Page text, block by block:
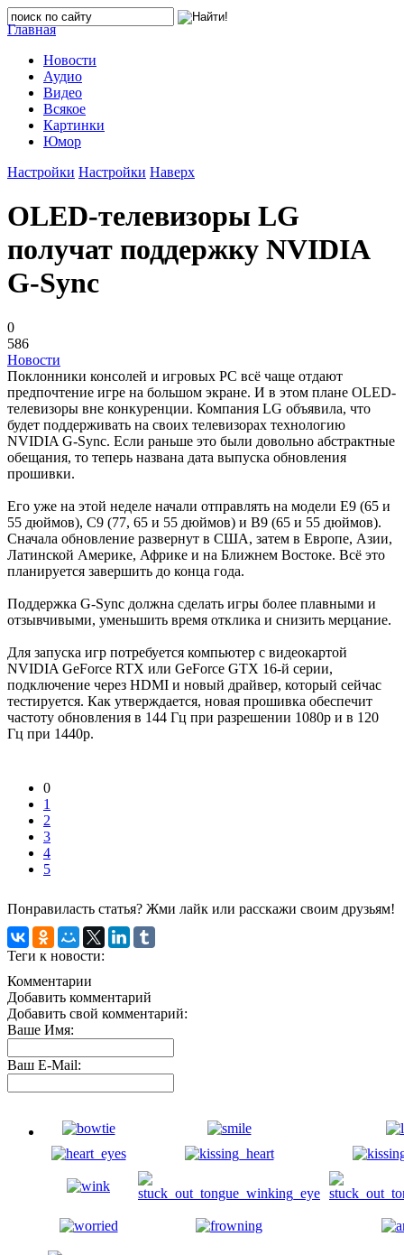
Главная
Новости
Аудио
Видео
Всякое
Картинки
Юмор
Настройки Настройки Наверх
OLED-телевизоры LG
получат поддержку NVIDIA
G-Sync
0
586
Новости
Поклонники консолей и игровых PC всё чаще отдают
предпочтение игре на большом экране. И в этом плане OLED-
телевизоры вне конкуренции. Компания LG объявила, что
будет поддерживать на своих телевизорах технологию
NVIDIA G-Sync. Если раньше это были довольно абстрактные
обещания, то теперь названа дата выпуска обновления
прошивки.
Его уже на этой неделе начали отправлять на модели E9 (65 и
55 дюймов), C9 (77, 65 и 55 дюймов) и B9 (65 и 55 дюймов).
Сначала обновление развернут в США, затем в Европе, Азии,
Латинской Америке, Африке и на Ближнем Востоке. Всё это
планируется завершить до конца года.
Поддержка G-Sync должна сделать игры более плавными и
отзывчивыми, уменьшить время отклика и снизить мерцание.
Для запуска игр потребуется компьютер с видеокартой
NVIDIA GeForce RTX или GeForce GTX 16-й серии,
подключение через HDMI и новый драйвер, который сейчас
тестируется. Как утверждается, новая прошивка обеспечит
частоту обновления в 144 Гц при разрешении 1080p и в 120
Гц при 1440p.
0
1
2
3
4
5
Понравиласть статья? Жми лайк или расскажи своим друзьям!
Теги к новости:
Комментарии
Добавить комментарий
Добавить свой комментарий:
Ваше Имя:
Ваш E-Mail: